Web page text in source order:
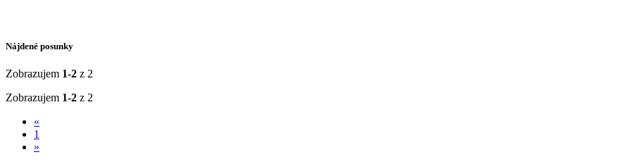
Nájdené posunky
Zobrazujem 1-2 z 2
Zobrazujem 1-2 z 2
«
1
»